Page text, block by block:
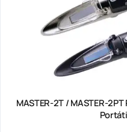
MASTER-2T / MASTER-